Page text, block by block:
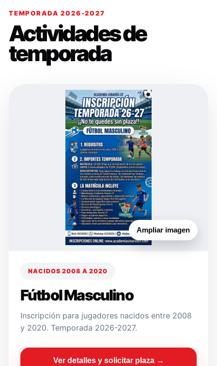
TEMPORADA 2026-2027
Actividades de
temporada
Ampliar imagen
NACIDOS 2008 A 2020
Fútbol Masculino
Inscripción para jugadores nacidos entre 2008
y 2020. Temporada 2026-2027.
Ver detalles y solicitar plaza →